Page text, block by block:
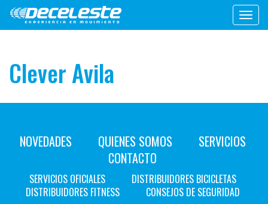
Clever Avila
NOVEDADES QUIENES SOMOS
SERVICIOS
CONTACTO
SERVICIOS OFICIALES
DISTRIBUIDORES BICICLETAS
DISTRIBUIDORES FITNESS
CONSEJOS DE SEGURIDAD